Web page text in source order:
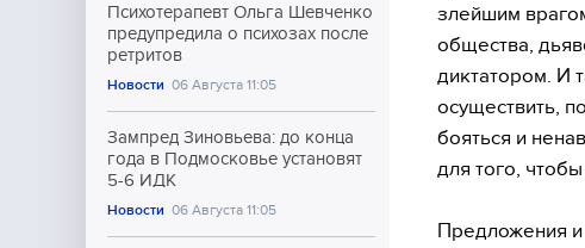
Психотерапевт Ольга Шевченко
предупредила о психозах после
ретритов
Новости 06 Августа 11:05
Зампред Зиновьева: до конца
года в Подмосковье установят
5-6 ИДК
Новости 06 Августа 11:05
злейшим
общества,
диктатором. И
осуществить,
бояться и
для того,
Предложения